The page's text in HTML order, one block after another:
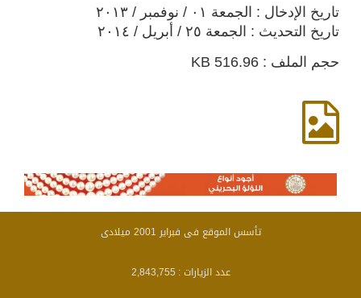
تاريخ الإدخال : الجمعة ٠١ / نوفمبر / ٢٠١٣
تاريخ التحديث : الجمعة ٢٥ / أبريل / ٢٠١٤
حجم الملف : 516.96 KB
تأسس الموقع فى فبراير 2001 ميلادى
عدد الزيارات : 2,843,755